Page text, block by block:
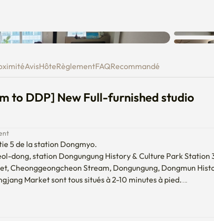
to DDP] New Full-
AvisHôteRèglementFAQRecommandé
to DDP] New Full-furnished studio
5 de la station Dongmyo.
dong, station Dongungung History & Culture Park Station
Cheonggeongcheon Stream, Dongungung, Dongmun
Market sont tous situés à 2-10 minutes à pied.
(Université Dongguk, Université de Corée, Université
survenue. Veuillez